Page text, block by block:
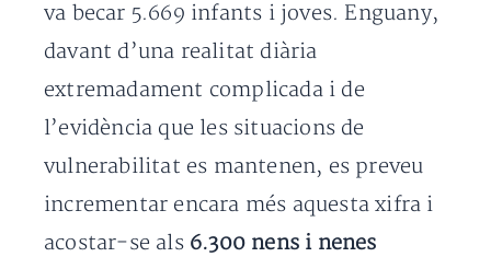
va becar 5.669 infants i joves. Enguany,
davant d’una realitat diària
extremadament complicada i de
l’evidència que les situacions de
vulnerabilitat es mantenen, es preveu
incrementar encara més aquesta xifra i
acostar-se als 6.300 nens i nenes